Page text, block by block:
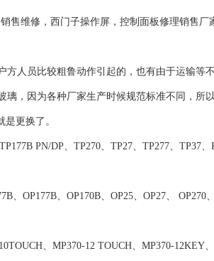
售维修，西门子操作屏，控制面板修理销售厂
人员比较粗鲁动作引起的，也有由于运输等
，因为各种厂家生产时候规范标准不同，所
更换了。
PN/DP、TP270、TP27、TP277、TP37、
、OP177B、OP170B、OP25、OP27、 OP270
、MP370-12 TOUCH、MP370-12KEY